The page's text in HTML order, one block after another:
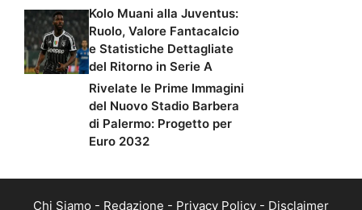
Kolo Muani alla Juventus:
Ruolo, Valore Fantacalcio
e Statistiche Dettagliate
del Ritorno in Serie A
Rivelate le Prime Immagini
del Nuovo Stadio Barbera
di Palermo: Progetto per
Euro 2032
Chi Siamo - Redazione - Privacy Policy - Disclaimer